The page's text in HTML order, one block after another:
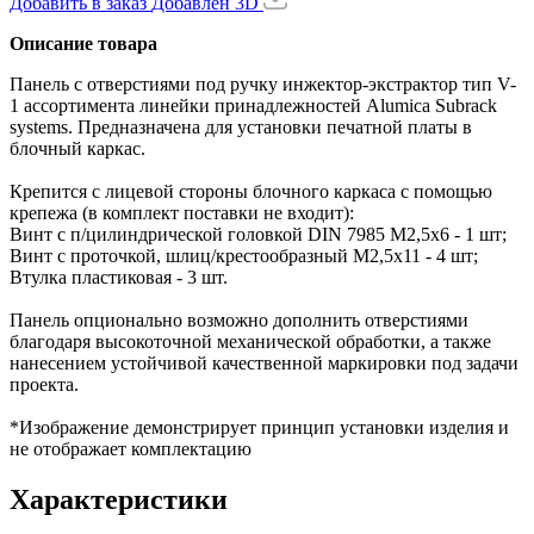
Описание товара
Панель с отверстиями под ручку инжектор-экстрактор тип V-
1 ассортимента линейки принадлежностей Alumica Subrack
systems. Предназначена для установки печатной платы в
блочный каркас.
Крепится с лицевой стороны блочного каркаса с помощью
крепежа (в комплект поставки не входит):
Винт с п/цилиндрической головкой DIN 7985 M2,5x6 - 1 шт;
Винт с проточкой, шлиц/крестообразный М2,5х11 - 4 шт;
Втулка пластиковая - 3 шт.
Панель опционально возможно дополнить отверстиями
благодаря высокоточной механической обработки, а также
нанесением устойчивой качественной маркировки под задачи
проекта.
*Изображение демонстрирует принцип установки изделия и
не отображает комплектацию
Характеристики